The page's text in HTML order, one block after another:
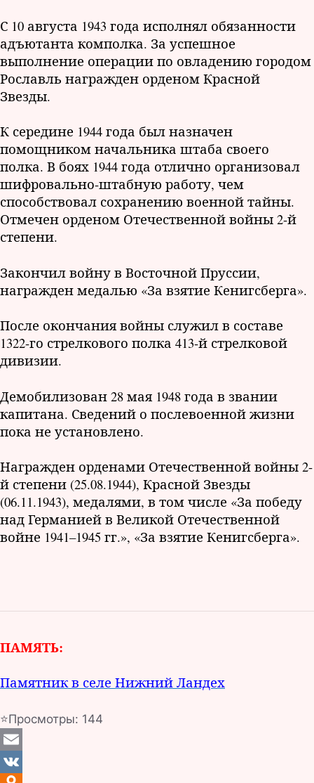
С 10 августа 1943 года исполнял обязанности
адъютанта комполка. За успешное
выполнение операции по овладению городом
Рославль награжден орденом Красной
Звезды.
К середине 1944 года был назначен
помощником начальника штаба своего
полка. В боях 1944 года отлично организовал
шифровально-штабную работу, чем
способствовал сохранению военной тайны.
Отмечен орденом Отечественной войны 2-й
степени.
Закончил войну в Восточной Пруссии,
награжден медалью «За взятие Кенигсберга».
После окончания войны служил в составе
1322-го стрелкового полка 413-й стрелковой
дивизии.
Демобилизован 28 мая 1948 года в звании
капитана. Сведений о послевоенной жизни
пока не установлено.
Награжден орденами Отечественной войны 2-
й степени (25.08.1944), Красной Звезды
(06.11.1943), медалями, в том числе «За победу
над Германией в Великой Отечественной
войне 1941–1945 гг.», «За взятие Кенигсберга».
ПАМЯТЬ:
Памятник в селе Нижний Ландех
⭐Просмотры: 144
E